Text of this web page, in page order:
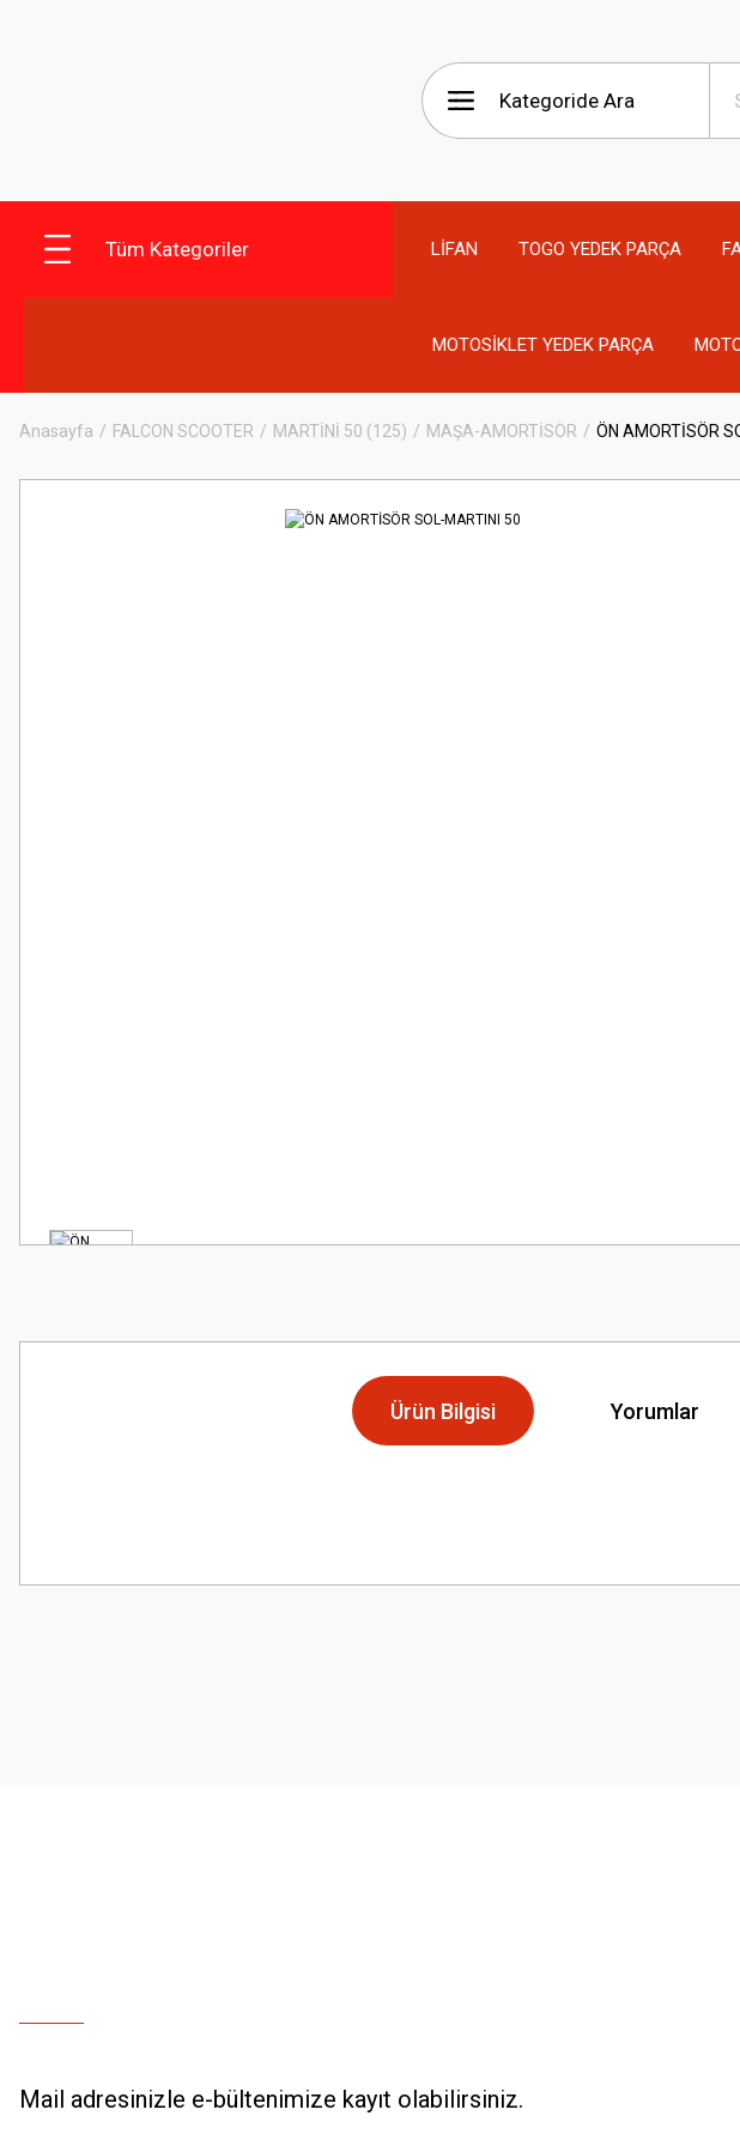
Tüm Kategoriler LİFAN TOGO YEDEK PARÇA
MOTOSİKLET YEDEK PARÇA
Anasayfa FALCON SCOOTER MARTİNİ 50 (125) MAŞA-AMORTİSÖR ÖN AMORTİSÖR
Ürün Bilgisi Yorumlar
Görüş ve önerileriniz için teşekkür ederiz.
Mail adresinizle e-bültenimize kayıt olabilirsiniz.